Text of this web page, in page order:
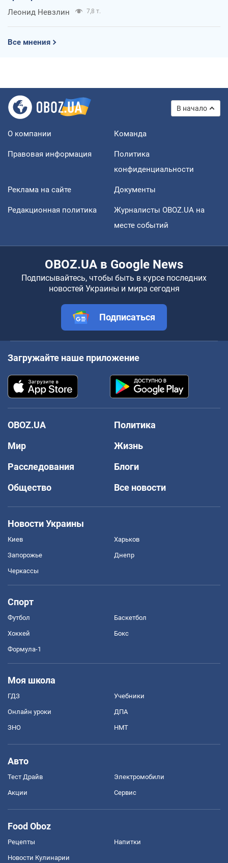
Леонид Невзлин 7,8 т.
Все мнения
В начало
О компании Команда
Правовая информация
Политика
конфиденциальности
Реклама на сайте Документы
Редакционная политика
Журналисты OBOZ.UA на
месте событий
OBOZ.UA в Google News
Подписывайтесь, чтобы быть в курсе последних
новостей Украины и мира сегодня
Подписаться
Загружайте наше приложение
OBOZ.UA
Политика
Мир
Жизнь
Расследования
Блоги
Общество
Все новости
Новости Украины
Киев Харьков
Запорожье Днепр
Черкассы
Спорт
Футбол Баскетбол
Хоккей Бокс
Формула-1
Моя школа
ГДЗ Учебники
Онлайн уроки ДПА
ЗНО НМТ
Авто
Тест Драйв Электромобили
Акции Сервис
Food Oboz
Рецепты Напитки
Новости Кулинарии